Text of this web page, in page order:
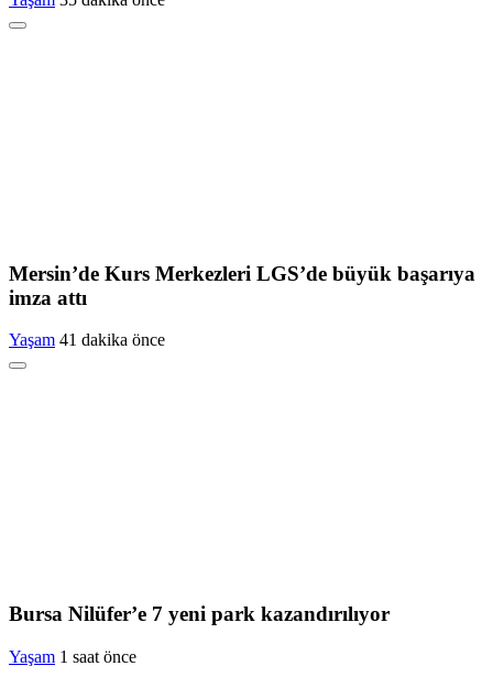
Mersin’de Kurs Merkezleri LGS’de büyük başarıya
imza attı
Yaşam 41 dakika önce
Bursa Nilüfer’e 7 yeni park kazandırılıyor
Yaşam 1 saat önce